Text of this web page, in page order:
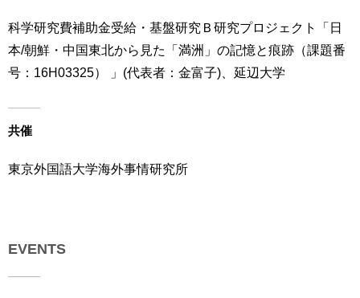
科学研究費補助金受給・基盤研究Ｂ研究プロジェクト「日
本/朝鮮・中国東北から見た「満洲」の記憶と痕跡（課題番
号：16H03325） 」(代表者：金富子)、延辺大学
共催
東京外国語大学海外事情研究所
EVENTS